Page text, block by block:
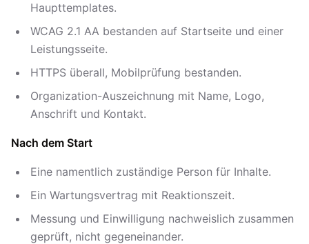
Haupttemplates.
WCAG 2.1 AA bestanden auf Startseite und einer
Leistungsseite.
HTTPS überall, Mobilprüfung bestanden.
Organization-Auszeichnung mit Name, Logo,
Anschrift und Kontakt.
Nach dem Start
Eine namentlich zuständige Person für Inhalte.
Ein Wartungsvertrag mit Reaktionszeit.
Messung und Einwilligung nachweislich zusammen
geprüft, nicht gegeneinander.